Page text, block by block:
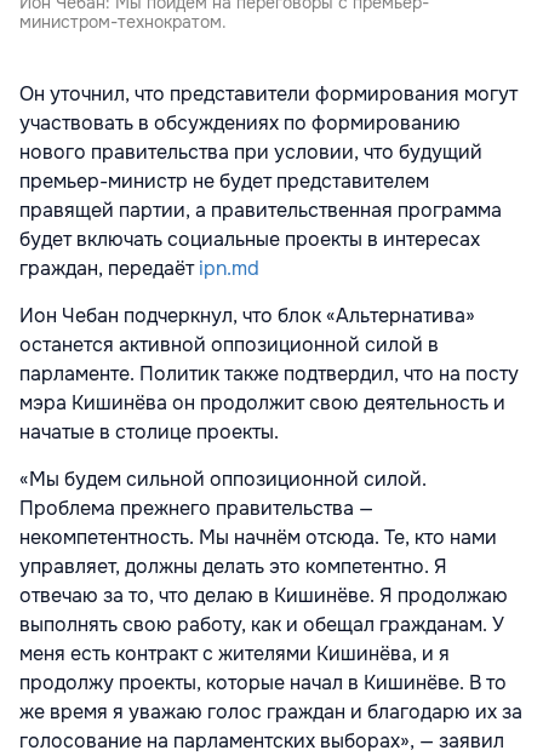
министром-технократом.
Он уточнил, что представители формирования могут
участвовать в обсуждениях по формированию
нового правительства при условии, что будущий
премьер-министр не будет представителем
правящей партии, а правительственная программа
будет включать социальные проекты в интересах
граждан, передаётipn.md
Ион Чебан подчеркнул, что блок «Альтернатива»
останется активной оппозиционной силой в
парламенте. Политик также подтвердил, что на посту
мэра Кишинёва он продолжит свою деятельность и
начатые в столице проекты.
«Мы будем сильной оппозиционной силой.
Проблема прежнего правительства —
некомпетентность. Мы начнём отсюда. Те, кто нами
управляет, должны делать это компетентно. Я
отвечаю за то, что делаю в Кишинёве. Я продолжаю
выполнять свою работу, как и обещал гражданам. У
меня есть контракт с жителями Кишинёва, и я
продолжу проекты, которые начал в Кишинёве. В то
же время я уважаю голос граждан и благодарю их за
голосование на парламентских выборах», — заявил